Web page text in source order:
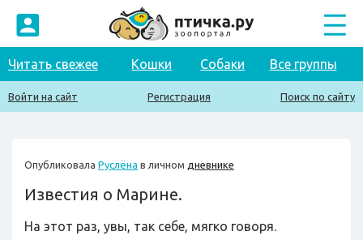
Читать свежее Кошки Собаки Все группы
Войти на сайт Регистрация Поиск по сайту
Опубликовала Руслёна в личном дневнике
Известия о Марине.
На этот раз, увы, так себе, мягко говоря.